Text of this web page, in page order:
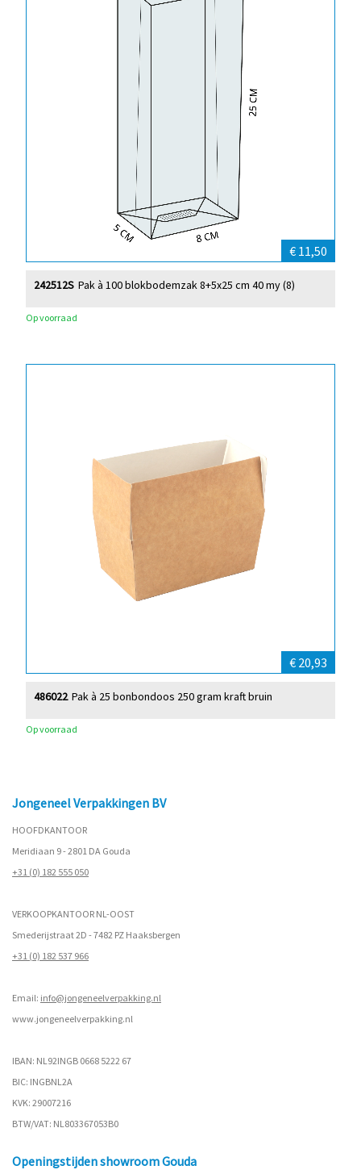
€ 11,50
Pak à 100 blokbodemzak 8+5x25 cm 40 my (8)
242512S
Op voorraad
€ 20,93
Pak à 25 bonbondoos 250 gram kraft bruin
486022
Op voorraad
Jongeneel Verpakkingen BV
HOOFDKANTOOR
Meridiaan 9 - 2801 DA Gouda
+31 (0) 182 555 050
VERKOOPKANTOOR NL-OOST
Smederijstraat 2D - 7482 PZ Haaksbergen
+31 (0) 182 537 966
Email: info@jongeneelverpakking.nl
www.jongeneelverpakking.nl
IBAN: NL92INGB 0668 5222 67
BIC: INGBNL2A
KVK: 29007216
BTW/VAT: NL803367053B0
Openingstijden showroom Gouda